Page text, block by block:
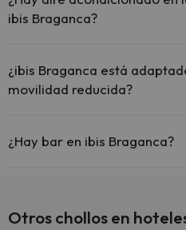
ibis Braganca?
¿ibis Braganca está
movilidad reducida?
reducida.
¿Hay bar en ibis Braganca?
Otros chollos en